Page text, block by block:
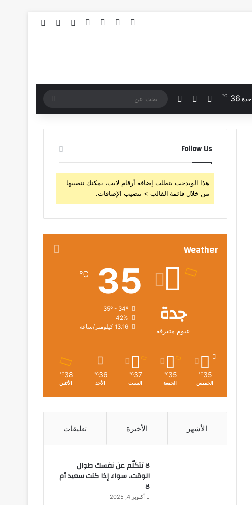
فيسبوك ‫YouTubeانستقرامتسجيل الدخول
مقال عشوائي
جدة 36
℃ مقال عشوائي
إضافة عمود جانبي
الوضع المظلم
عن
Follow Us
هذا الويدجت يتطلب إضافة أرقام لايت، يمكنك تنصيبها
من خلال قائمة القالب > تنصيب الإضافات.
Weather
جدة
غيوم متفرقة
35
℃
42%
13.16 كيلومتر/ساعة
35
℃
الخميس
35
℃
الجمعة
37
℃
السبت
36
℃
الأحد
38
℃
الأثنين
الأشهر الأخيرة تعليقات
لا تتكلّم عن نفسك طوال
الوقت، سواء إذا كنت سعيد أم
لا
أكتوبر 4, 2025